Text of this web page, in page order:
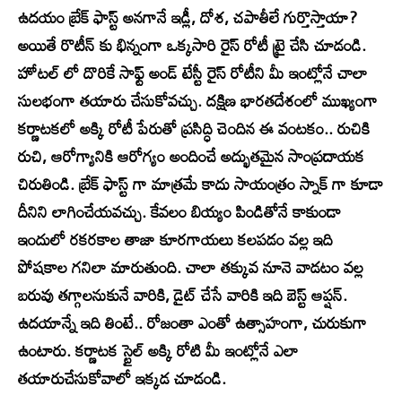
ఉదయం బ్రేక్ ఫాస్ట్ అనగానే ఇడ్లీ, దోశ, చపాతీలే గుర్తొస్తాయా?
అయితే రొటీన్ కు భిన్నంగా ఒక్కసారి రైస్ రోటీ ట్రై చేసి చూడండి.
హోటల్‌ లో దొరికే సాఫ్ట్ అండ్ టేస్టీ రైస్ రోటీని మీ ఇంట్లోనే చాలా
సులభంగా తయారు చేసుకోవచ్చు. దక్షిణ భారతదేశంలో ముఖ్యంగా
కర్ణాటకలో అక్కి రోటీ పేరుతో ప్రసిద్ధి చెందిన ఈ వంటకం.. రుచికి
రుచి, ఆరోగ్యానికి ఆరోగ్యం అందించే అద్భుతమైన సాంప్రదాయక
చిరుతిండి. బ్రేక్‌ ఫాస్ట్‌ గా మాత్రమే కాదు సాయంత్రం స్నాక్‌ గా కూడా
దీనిని లాగించేయవచ్చు. కేవలం బియ్యం పిండితోనే కాకుండా
ఇందులో రకరకాల తాజా కూరగాయలు కలపడం వల్ల ఇది
పోషకాల గనిలా మారుతుంది. చాలా తక్కువ నూనె వాడటం వల్ల
బరువు తగ్గాలనుకునే వారికి, డైట్ చేసే వారికి ఇది బెస్ట్ ఆప్షన్.
ఉదయాన్నే ఇది తింటే.. రోజంతా ఎంతో ఉత్సాహంగా, చురుకుగా
ఉంటారు. కర్ణాటక స్టైల్ అక్కి రోటి మీ ఇంట్లోనే ఎలా
తయారుచేసుకోవాలో ఇక్కడ చూడండి.